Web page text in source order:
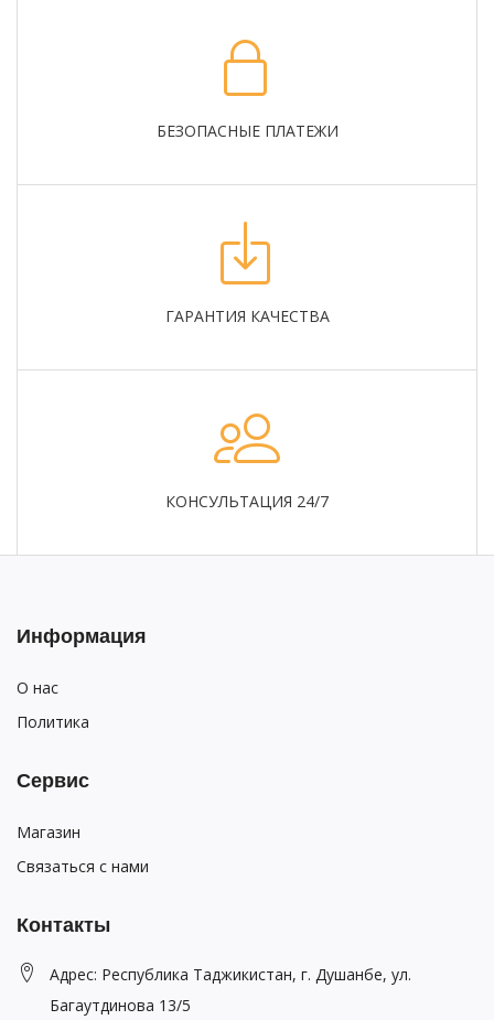
БЕЗОПАСНЫЕ ПЛАТЕЖИ
ГАРАНТИЯ КАЧЕСТВА
КОНСУЛЬТАЦИЯ 24/7
Информация
О нас
Политика
Сервис
Магазин
Связаться с нами
Контакты
Адрес: Республика Таджикистан, г. Душанбе, ул.
Багаутдинова 13/5